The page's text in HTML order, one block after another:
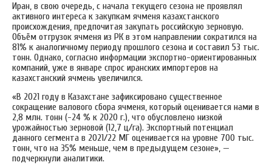
Иран, в свою очередь, с начала текущего сезона не проявлял
активного интереса к закупкам ячменя казахстанского
происхождения, предпочитая закупать российскую зерновую.
Объём отгрузок ячменя из РК в этом направлении сократился на
81% к аналогичному периоду прошлого сезона и составил 53 тыс.
тонн. Однако, согласно информации экспортно-ориентированных
компаний, уже в январе спрос иранских импортеров на
казахстанский ячмень увеличился.
«В 2021 году в Казахстане зафиксировано существенное
сокращение валового сбора ячменя, который оценивается нами в
2,8 млн. тонн (-24 % к 2020 г.), что обусловлено низкой
урожайностью зерновой (12,7 ц/га). Экспортный потенциал
данного сегмента в 2021/22 МГ оценивается на уровне 700 тыс.
тонн, что на 35% меньше, чем в предыдущем сезоне», —
подчеркнули аналитики.